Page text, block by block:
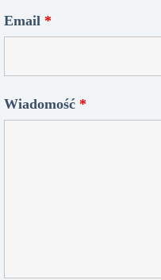
Email *
Wiadomość *